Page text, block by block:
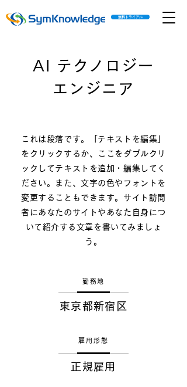
無料トライアル
AI テクノロジー
エンジニア
これは段落です。「テキストを編集」
をクリックするか、ここをダブルクリ
ックしてテキストを追加・編集してく
ださい。また、文字の色やフォントを
変更することもできます。サイト訪問
者にあなたのサイトやあなた自身につ
いて紹介する文章を書いてみましょ
う。
勤務地
東京都新宿区
雇用形態
正規雇用